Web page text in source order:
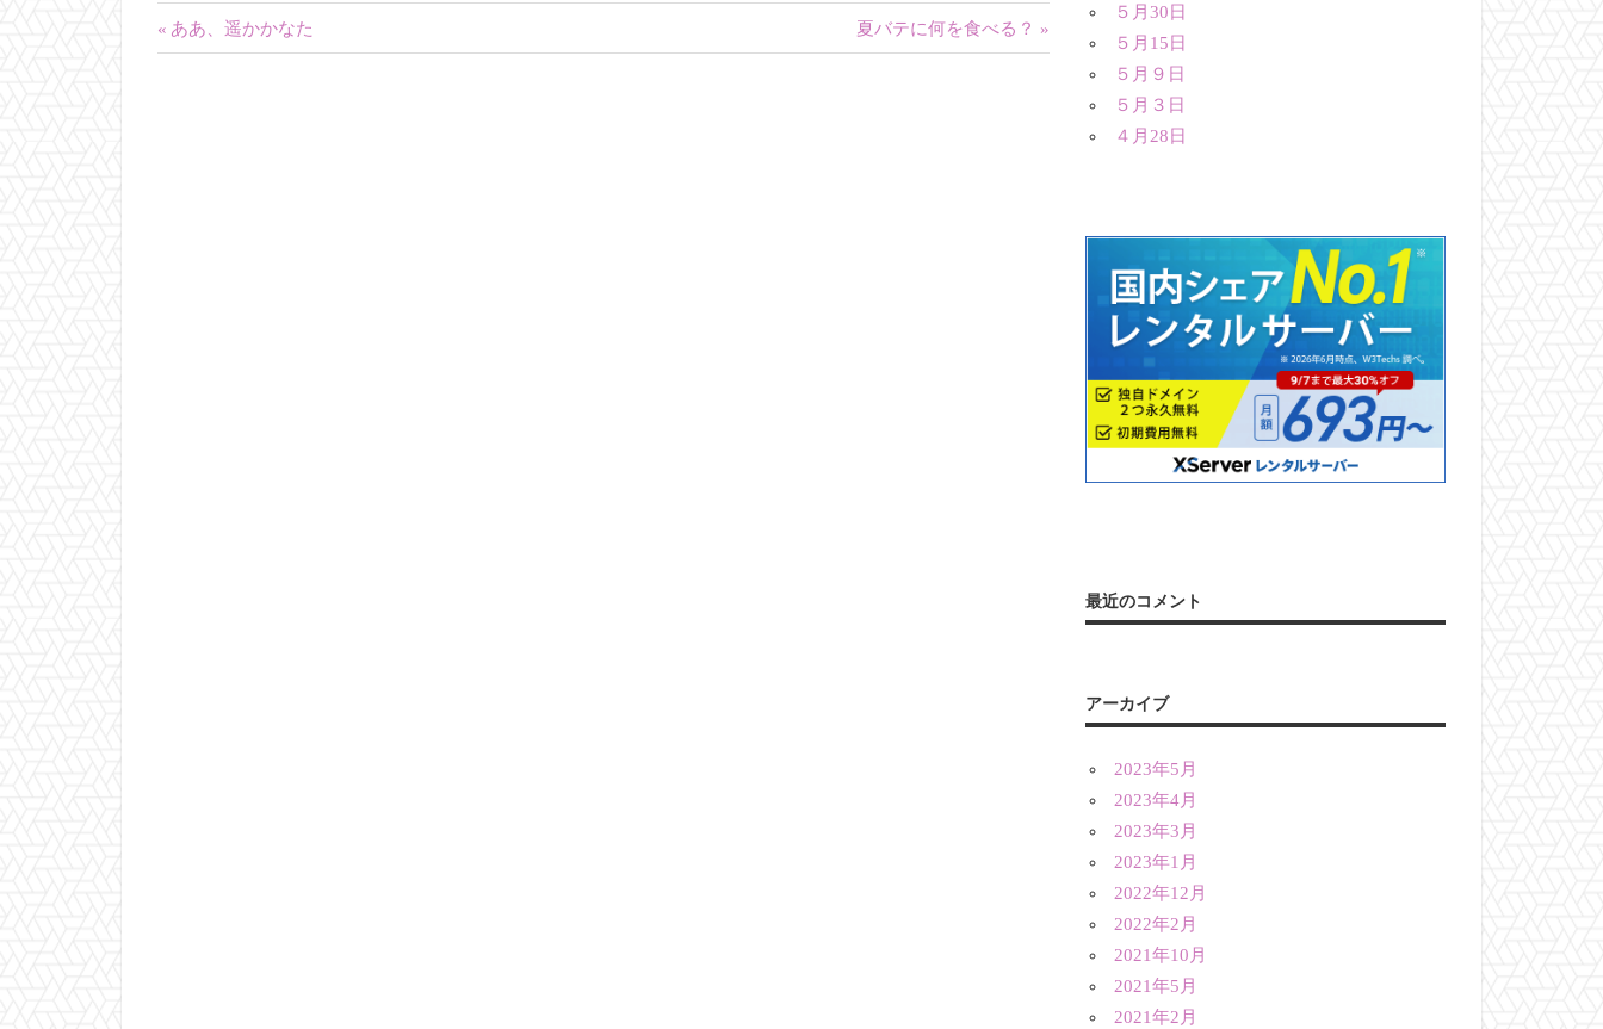
投
前
の
ああ、遥かかなた
次
の
夏バテに何を食べる？
５月30日
５月15日
５月９日
５月３日
４月28日
最近のコメント
アーカイブ
2023年5月
2023年4月
2023年3月
2023年1月
2022年12月
2022年2月
2021年10月
2021年5月
2021年2月